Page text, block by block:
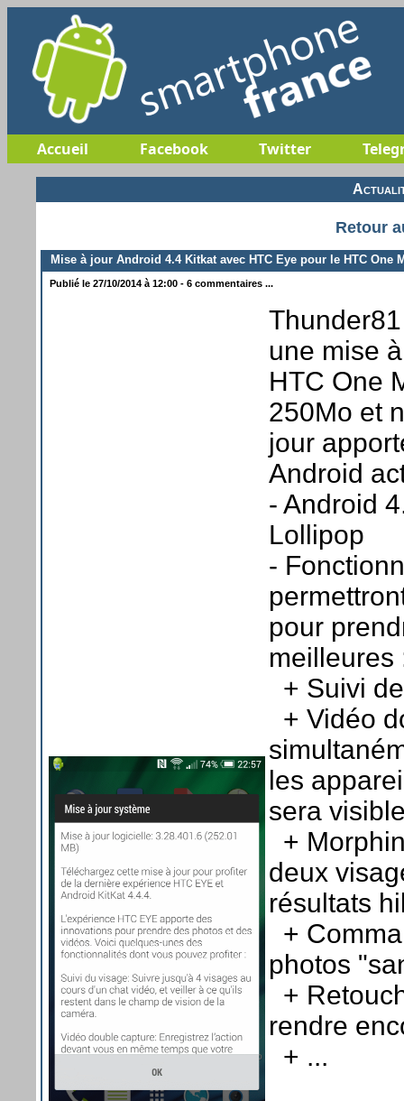
Accueil Facebook Twitter
Retour
Mise à jour Android 4.4 Kitkat avec HTC Eye pour le HTC One
Publié le 27/10/2014 à 12:00 - 6 commentaires ...
une mise
HTC One
250Mo et
jour
Android
- Android
Lollipop
-
pour
meilleures
+ Suivi
+ Vidéo
les
sera
+
deux
résultats
+
photos
+
rendre
+ ...